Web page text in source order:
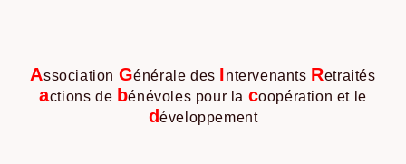
Association Générale des Intervenants Retraités
actions de bénévoles pour la coopération et le
développement